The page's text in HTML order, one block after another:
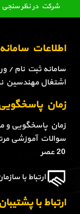
شرکت در نظر سنجی
اطلاعات سامانه
سامانه ثبت نام /
اشتغال مهندسین
زمان
زمان پاسخگویی و
20 عصر
ارتباط با
ارتباط با